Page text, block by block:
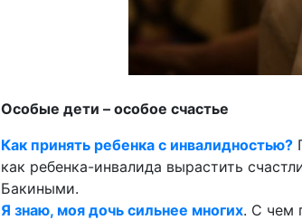
Особые дети – особое счастье
Как принять ребенка с инвалидностью?
как ребенка-инвалида вырастить
Бакиными.
Я знаю, моя дочь сильнее многих. С чем